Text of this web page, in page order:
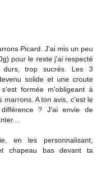
Picard. J'ai mis un peu
pour le reste j'ai respecté
durs, trop sucrés. Les 3
solide et une croute
formée m'obligeant à
marrons. A ton avis, c'est le
? J'ai envie de
en les personnalisant,
chapeau bas devant ta